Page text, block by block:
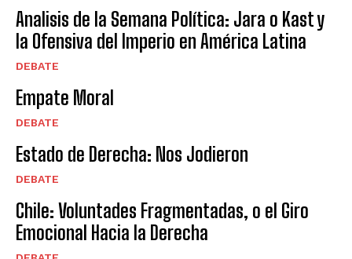
Analisis de la Semana Política: Jara o Kast y
la Ofensiva del Imperio en América Latina
DEBATE
Empate Moral
DEBATE
Estado de Derecha: Nos Jodieron
DEBATE
Chile: Voluntades Fragmentadas, o el Giro
Emocional Hacia la Derecha